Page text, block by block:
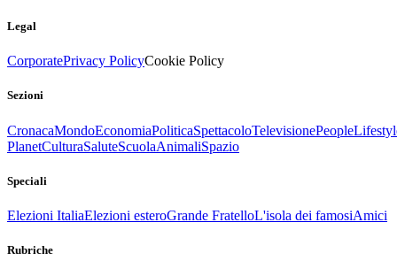
Legal
CorporatePrivacy PolicyCookie Policy
Sezioni
CronacaMondoEconomiaPoliticaSpettacoloTelevisionePeople
PlanetCulturaSaluteScuolaAnimaliSpazio
Speciali
Elezioni ItaliaElezioni esteroGrande FratelloL'isola dei famosiAmici
Rubriche